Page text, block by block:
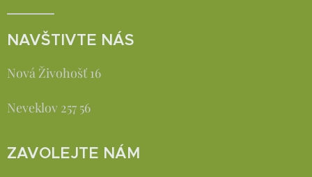
NAVŠTIVTE NÁS
Nová Živohošť 16
Neveklov 257 56
ZAVOLEJTE NÁM